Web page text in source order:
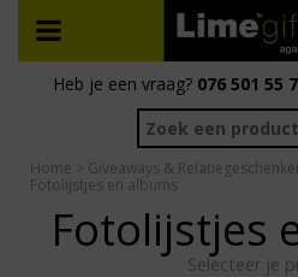
Heb je een vraag? 076 501 55
Home > Giveaways &
Fotolijstjes en albums
Fotolijstjes
Selecteer je